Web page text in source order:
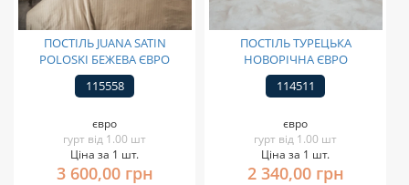
ПОСТІЛЬ JUANA SATIN
POLOSKI БЕЖЕВА ЄВРО
115558
євро
гурт від 1.00 шт
Ціна за 1 шт.
3 600,00 грн
ПОСТІЛЬ ТУРЕЦЬКА
НОВОРІЧНА ЄВРО
114511
євро
гурт від 1.00 шт
Ціна за 1 шт.
2 340,00 грн